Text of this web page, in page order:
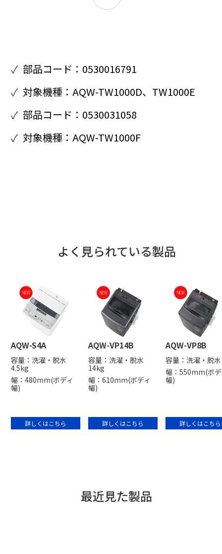
部品コード：0530016791
対象機種：AQW-TW1000D、TW1000E
部品コード：0530031058
対象機種：AQW-TW1000F
よく見られている製品
NEW
AQW-S4A
容量：洗濯・脱水
4.5kg
幅：480mm(ボディ
幅)
詳しくはこちら
NEW
NEW
AQW-VP14B
容量：洗濯・脱水
14kg
幅：610mm(ボディ
幅)
詳しくはこちら
NEW
NEW
AQW-VP8B
容量：洗濯・脱
幅：550mm(ボ
幅)
詳しくはこちら
最近見た製品